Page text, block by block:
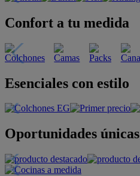
Confort a tu medida
Esenciales con estilo
Oportunidades únicas